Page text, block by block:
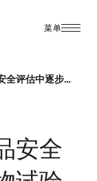
菜单
欧盟委员会在化学品安全评估中逐步淘汰动物试验的路线图
安全